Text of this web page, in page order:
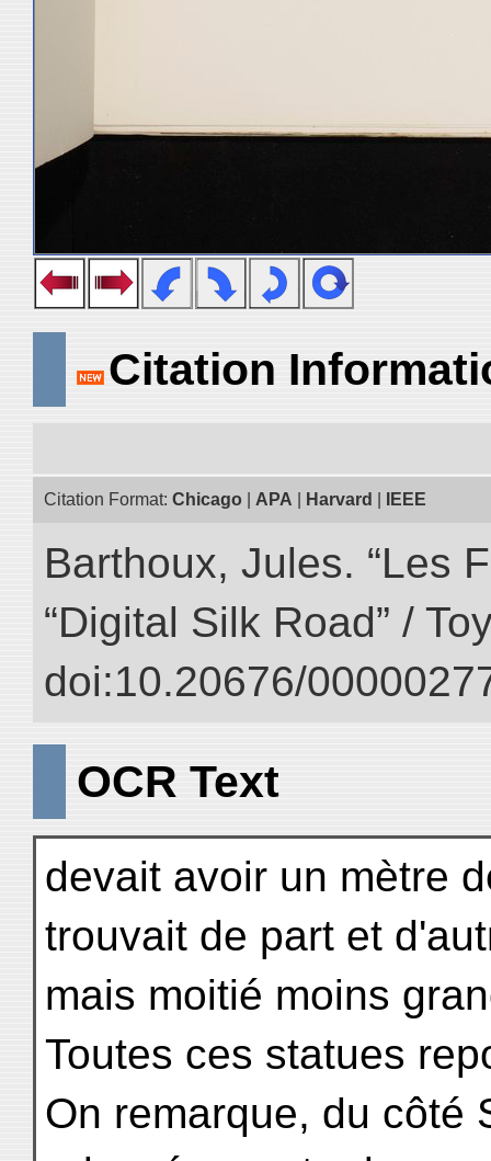
Citation
Citation Format: Chicago APA Harvard IEEE
Barthoux, Jules. “Les
“Digital Silk Road” /
doi:10.20676/
OCR Text
devait avoir un mètre
trouvait de part et
mais moitié moins
Toutes ces statues
On remarque, du côté